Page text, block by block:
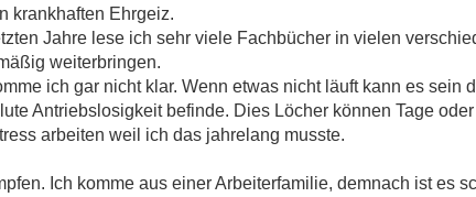
krankhaften Ehrgeiz.
Jahre lese ich sehr viele Fachbücher in vielen
weiterbringen.
ich gar nicht klar. Wenn etwas nicht läuft kann es sein
Antriebslosigkeit befinde. Dies Löcher können Tage
arbeiten weil ich das jahrelang musste.
Ich komme aus einer Arbeiterfamilie, demnach ist es